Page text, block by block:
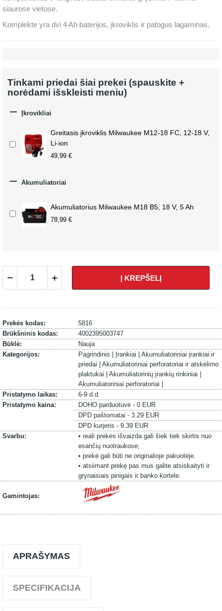
siaurose vietose.
Komplekte yra dvi 4 Ah baterijos, įkroviklis ir patogus lagaminas.
Tinkami priedai šiai prekei (spauskite +
norėdami išskleisti meniu)
 Įkrovikliai
Greitasis įkroviklis Milwaukee M12-18 FC, 12-18 V,
Li-ion
49,99 €
 Akumuliatoriai
Akumuliatorius Milwaukee M18 B5, 18 V, 5 Ah
78,99 €
Į KREPŠELĮ
Prekės kodas:
5816
Brūkšninis kodas:
4002395003747
Būklė:
Nauja
Kategorijos:
Pagrindinis | Įrankiai | Akumuliatoriniai įrankiai ir
priedai | Akumuliatoriniai perforatoriai ir atskėlimo
plaktukai | Akumuliatorinių įrankių rinkiniai |
Akumuliatoriniai perforatoriai |
Pristatymo laikas:
6-9 d.d.
Pristatymo kaina:
DOHO parduotuvė - 0 EUR
DPD paštomatai - 3.29 EUR
DPD kurjeris - 9.39 EUR
Svarbu:
• reali prekės išvaizda gali šiek tiek skirtis nuo
esančių nuotraukose;
• prekė gali būti ne originalioje pakuotėje.
• atsiimant prekę pas mus galite atsiskaityti ir
grynaisiais pinigais ir banko kortele.
Gamintojas:
APRAŠYMAS
SPECIFIKACIJA